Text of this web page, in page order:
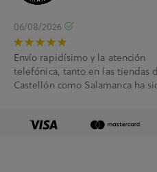
06/08/2026
Envío rapidísimo y la atención
telefónica, tanto en las tiendas
Castellón como Salamanca ha